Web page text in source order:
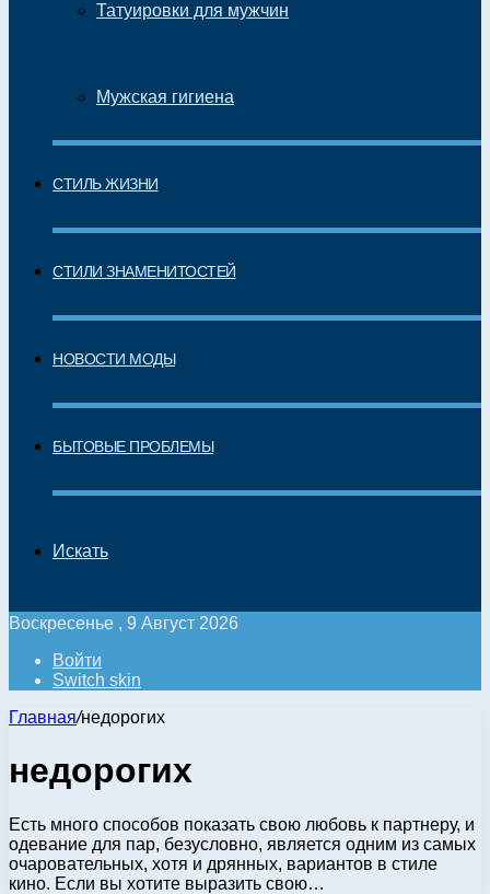
Татуировки для мужчин
Мужская гигиена
СТИЛЬ ЖИЗНИ
СТИЛИ ЗНАМЕНИТОСТЕЙ
НОВОСТИ МОДЫ
БЫТОВЫЕ ПРОБЛЕМЫ
Искать
Воскресенье , 9 Август 2026
Войти
Switch skin
Главная/недорогих
недорогих
Есть много способов показать свою любовь к партнеру, и
одевание для пар, безусловно, является одним из самых
очаровательных, хотя и дрянных, вариантов в стиле
кино. Если вы хотите выразить свою…